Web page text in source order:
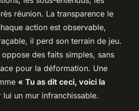
réunion. La transparence le
action est observable,
il perd son terrain de jeu.
oppose des faits simples, sans
pour la déformation. Une
« Tu as dit ceci, voici la
lui un mur infranchissable.